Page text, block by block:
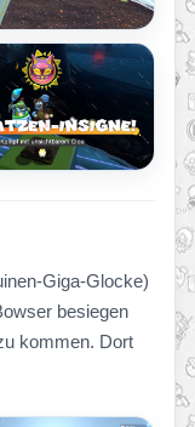
Giga-Glocke)
besiegen
kommen. Dort